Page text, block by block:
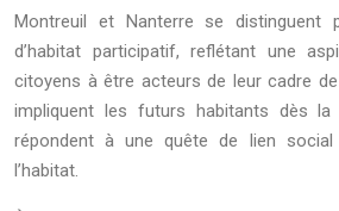
Montreuil et Nanterre se distinguent
d’habitat participatif, reflétant une
citoyens à être acteurs de leur cadre
impliquent les futurs habitants dès la
répondent à une quête de lien
l’habitat.